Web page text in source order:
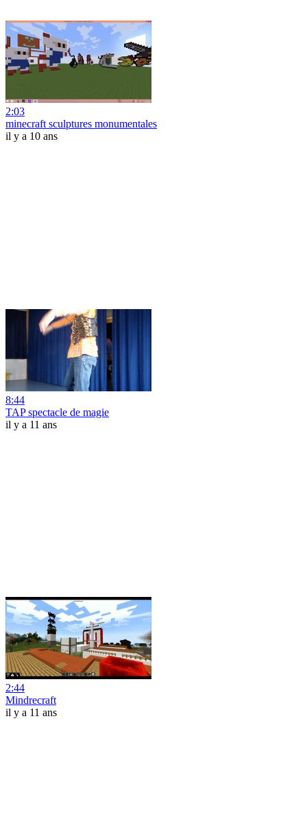
2:03
minecraft sculptures monumentales
il y a 10 ans
8:44
TAP spectacle de magie
il y a 11 ans
2:44
Mindrecraft
il y a 11 ans